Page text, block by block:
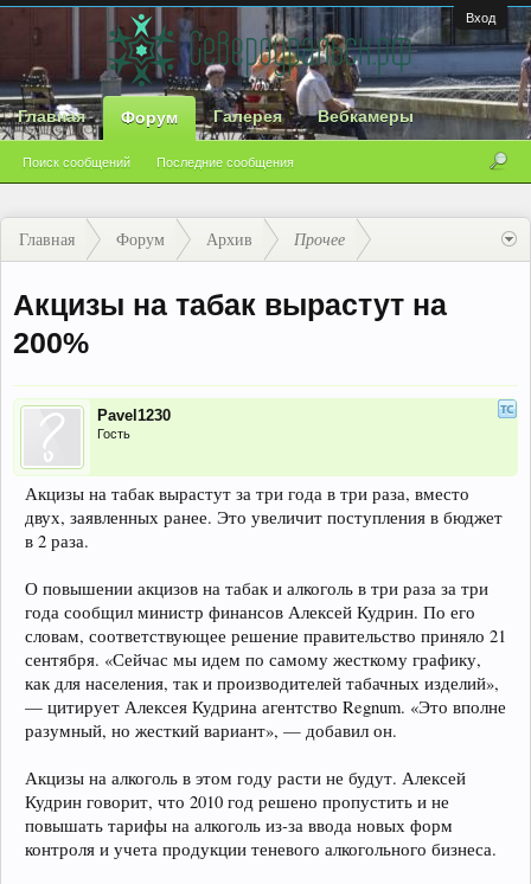
Вход
Главная Форум
Поиск сообщений Последние сообщения
Галерея Вебкамеры
Главная Форум Архив Прочее
Акцизы на табак вырастут на
200%
Pavel1230
Гость
Акцизы на табак вырастут за три года в три раза, вместо
двух, заявленных ранее. Это увеличит поступления в бюджет
в 2 раза.
О повышении акцизов на табак и алкоголь в три раза за три
года сообщил министр финансов Алексей Кудрин. По его
словам, соответствующее решение правительство приняло 21
сентября. «Сейчас мы идем по самому жесткому графику,
как для населения, так и производителей табачных изделий»,
— цитирует Алексея Кудрина агентство Regnum. «Это вполне
разумный, но жесткий вариант», — добавил он.
Акцизы на алкоголь в этом году расти не будут. Алексей
Кудрин говорит, что 2010 год решено пропустить и не
повышать тарифы на алкоголь из-за ввода новых форм
контроля и учета продукции теневого алкогольного бизнеса.